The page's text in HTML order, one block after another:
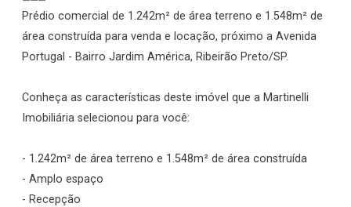
Prédio comercial de 1.242m² de área terreno e 1.548m² de
área construída para venda e locação, próximo a Avenida
Portugal - Bairro Jardim América, Ribeirão Preto/SP.
Conheça as características deste imóvel que a Martinelli
Imobiliária selecionou para você:
- 1.242m² de área terreno e 1.548m² de área construída
- Amplo espaço
- Recepção